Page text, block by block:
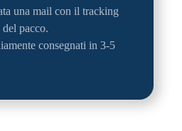
una mail con il tracking
pacco.
consegnati in 3-5